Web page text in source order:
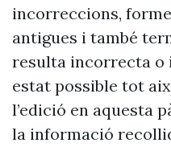
incorreccions,
antigues i també
resulta incorrecta o
estat possible tot
l’edició en aquesta
la informació